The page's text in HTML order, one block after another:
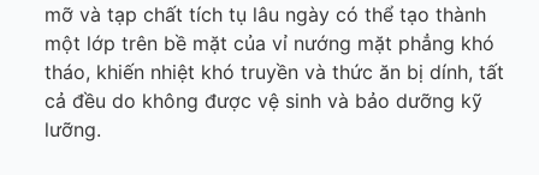
mỡ và tạp chất tích tụ lâu ngày có thể tạo thành
một lớp trên bề mặt của vỉ nướng mặt phẳng khó
tháo, khiến nhiệt khó truyền và thức ăn bị dính, tất
cả đều do không được vệ sinh và bảo dưỡng kỹ
lưỡng.